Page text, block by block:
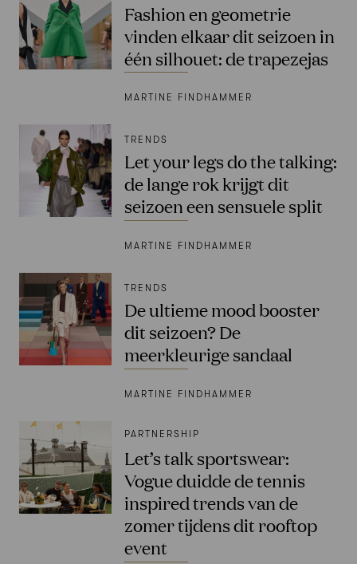
Fashion en geometrie
vinden elkaar dit seizoen in
één silhouet: de trapezejas
MARTINE FINDHAMMER
TRENDS
Let your legs do the talking:
de lange rok krijgt dit
seizoen een sensuele split
MARTINE FINDHAMMER
TRENDS
De ultieme mood booster
dit seizoen? De
meerkleurige sandaal
MARTINE FINDHAMMER
PARTNERSHIP
Let’s talk sportswear:
Vogue duidde de tennis
inspired trends van de
zomer tijdens dit rooftop
event